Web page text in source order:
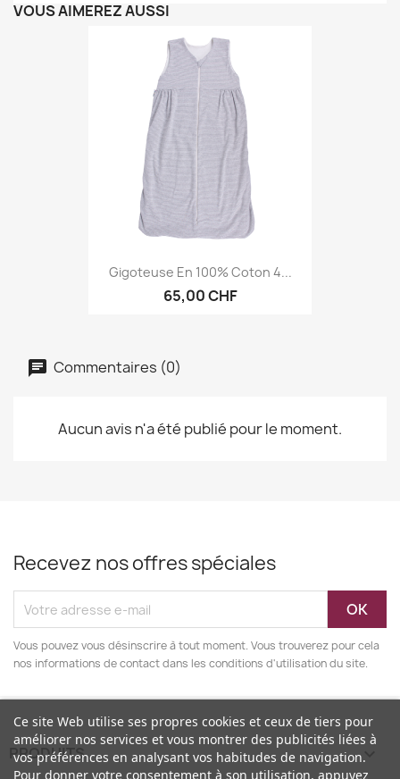
VOUS AIMEREZ AUSSI
Gigoteuse En 100% Coton 4...
65,00 CHF
Commentaires (0)
Aucun avis n'a été publié pour le moment.
Recevez nos offres spéciales
Vous pouvez vous désinscrire à tout moment. Vous trouverez pour cela
nos informations de contact dans les conditions d'utilisation du site.
PRODUITS 
Ce site Web utilise ses propres cookies et ceux de tiers pour
améliorer nos services et vous montrer des publicités liées à
vos préférences en analysant vos habitudes de navigation.
Pour donner votre consentement à son utilisation, appuyez